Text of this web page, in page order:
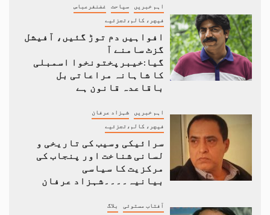
اہم خبریں سیاحت غضنفرعباس
فیچر، کالم،تجزئیے
افواہیں دم توڑ گئیں، آفیشل
گزٹ سامنے آ
گیا:خیبرپختونخوا اسمبلی
کا شاہانہ مراعاتی بل
باقاعدہ قانون ہے
اہم خبریں شہزاد عرفان
فیچر، کالم،تجزئیے
سرائیکی وسیب کی تاریخی و
لسانی شناخت اور پنجاب کی
مرکزیت کا سیاسی
بیانیہ۔۔۔۔شہزاد عرفان
آفتاب مستوئی بلاگ